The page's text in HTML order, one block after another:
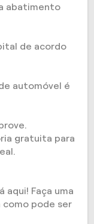
abatimento
de acordo
automóvel é
gratuita para
aqui! Faça uma
como pode ser